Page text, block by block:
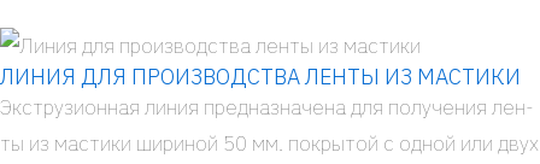
ЛИНИЯ ДЛЯ ПРОИЗВОДСТВА ЛЕНТЫ ИЗ МАСТИКИ
Экс­тру­зи­он­ная линия пред­на­зна­че­на для полу­че­ния лен­
ты из масти­ки шири­ной 50 мм. покры­той с одной или двух